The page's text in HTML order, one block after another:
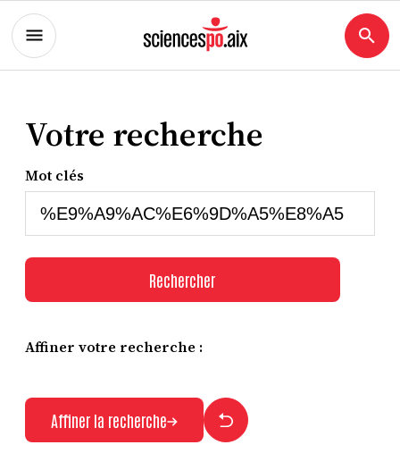
Votre recherche
Mot clés
Rechercher
Affiner votre recherche :
Affiner la recherche